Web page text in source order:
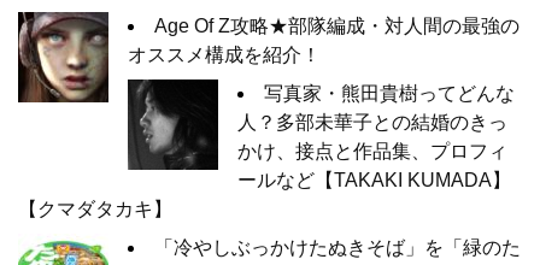
Age Of Z攻略★部隊編成・対人間の最強の
オススメ構成を紹介！
写真家・熊田貴樹ってどんな
人？多部未華子との結婚のきっ
かけ、接点と作品集、プロフィ
ールなど【TAKAKI KUMADA】
【クマダタカキ】
「冷やしぶっかけたぬきそば」を「緑のた